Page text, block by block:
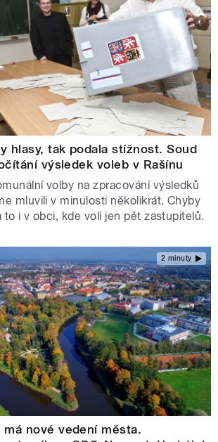
hlasy, tak podala stížnost. Soud
výsledek voleb v Rašínu
volby na zpracování výsledků
mluvili v minulosti několikrát. Chyby
i v obci, kde volí jen pět zastupitelů.
2 minuty
má nové vedení města.